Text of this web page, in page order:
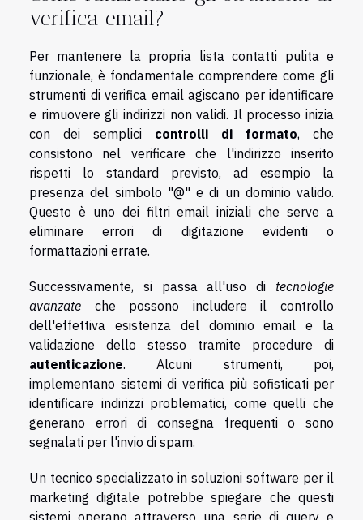
verifica email?
Per mantenere la propria lista contatti pulita e
funzionale, è fondamentale comprendere come gli
strumenti di verifica email agiscano per identificare
e rimuovere gli indirizzi non validi. Il processo inizia
con dei semplici controlli di formato, che
consistono nel verificare che l'indirizzo inserito
rispetti lo standard previsto, ad esempio la
presenza del simbolo "@" e di un dominio valido.
Questo è uno dei filtri email iniziali che serve a
eliminare errori di digitazione evidenti o
formattazioni errate.
Successivamente, si passa all'uso di tecnologie
avanzate che possono includere il controllo
dell'effettiva esistenza del dominio email e la
validazione dello stesso tramite procedure di
autenticazione. Alcuni strumenti, poi,
implementano sistemi di verifica più sofisticati per
identificare indirizzi problematici, come quelli che
generano errori di consegna frequenti o sono
segnalati per l'invio di spam.
Un tecnico specializzato in soluzioni software per il
marketing digitale potrebbe spiegare che questi